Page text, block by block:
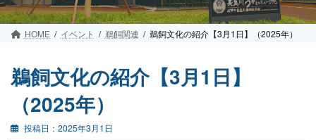
HOME イベント 鵜飼関連 鵜飼文化の紹介【3月1日】（2025年）
鵜飼文化の紹介【3月1日】
（2025年）
2025年3月1日